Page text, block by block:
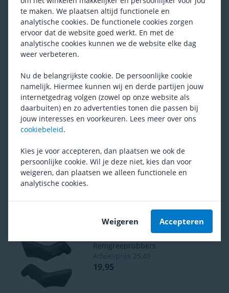
(1)
Adviesprijs41,-
29,95
Adviesprijs
13,99
SRAMRIVAL AXS E1 Coverset Hydro
Adviesprijs41,-
Campagnolo Ergopower EC-RE700
31,95
Dura-Ace ST-R9270
Remgreeprubbers
Adviesprijs 25,49
19,95
te maken. We plaatsen altijd functionele en
analytische cookies. De functionele cookies zorgen
ervoor dat de website goed werkt. En met de
analytische cookies kunnen we de website elke dag
weer verbeteren.
Nu de belangrijkste cookie. De persoonlijke cookie
namelijk. Hiermee kunnen wij en derde partijen jouw
internetgedrag volgen (zowel op onze website als
daarbuiten) en zo advertenties tonen die passen bij
jouw interesses en voorkeuren. Lees meer over ons
cookiebeleid.
Kies je voor accepteren, dan plaatsen we ook de
persoonlijke cookie. Wil je deze niet, kies dan voor
weigeren, dan plaatsen we alleen functionele en
analytische cookies.
Weigeren Accepteren